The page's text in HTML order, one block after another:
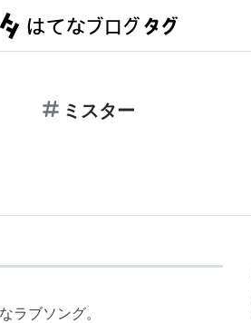
ミスター
ラブソング。